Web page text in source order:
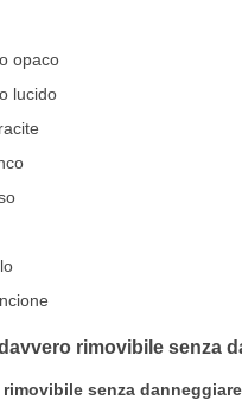
opaco
lucido
rimovibile senza
rimovibile senza